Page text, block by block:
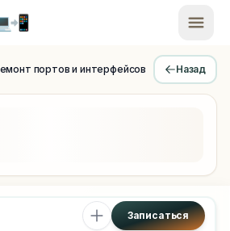
Engineering Authority in Saint
📲
портов и интерфейсов Назад
Записаться